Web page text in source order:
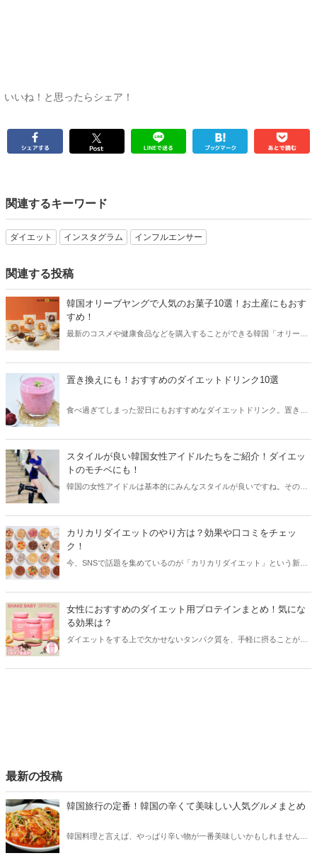
いいね！と思ったらシェア！
関連するキーワード
ダイエット インスタグラム インフルエンサー
関連する投稿
韓国オリーブヤングで人気のお菓子10選！お土産にもおす
すめ！
最新のコスメや健康食品などを購入することができる韓国「オリーブ
お菓子をご紹介します！
置き換えにも！おすすめのダイエットドリンク10選
食べ過ぎてしまった翌日にもおすすめなダイエットドリンク。置き換
スタイルが良い韓国女性アイドルたちをご紹介！ダイエッ
トのモチベにも！
韓国の女性アイドルは基本的にみんなスタイルが良いですね。その中
カリカリダイエットのやり方は？効果や口コミをチェッ
ク！
今、SNSで話題を集めているのが「カリカリダイエット」という新た
効果や口コミなどをご紹介します！
女性におすすめのダイエット用プロテインまとめ！気にな
る効果は？
ダイエットをする上で欠かせないタンパク質を、手軽に摂ることがで
最新の投稿
韓国旅行の定番！韓国の辛くて美味しい人気グルメまとめ
韓国料理と言えば、やっぱり辛い物が一番美味しいかもしれません。